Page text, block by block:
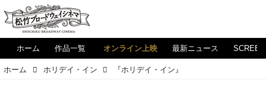
ホーム 作品一覧 オンライン上映 最新ニュース
ホーム ホリデイ・イン 『ホリデイ・イン』